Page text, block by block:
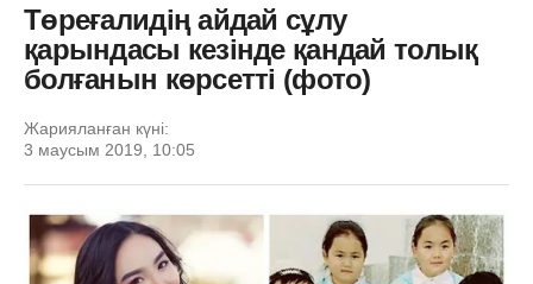
Төреғалидің айдай сұлу
қарындасы кезінде қандай толық
болғанын көрсетті (фото)
Жарияланған күні:
3 маусым 2019, 10:05